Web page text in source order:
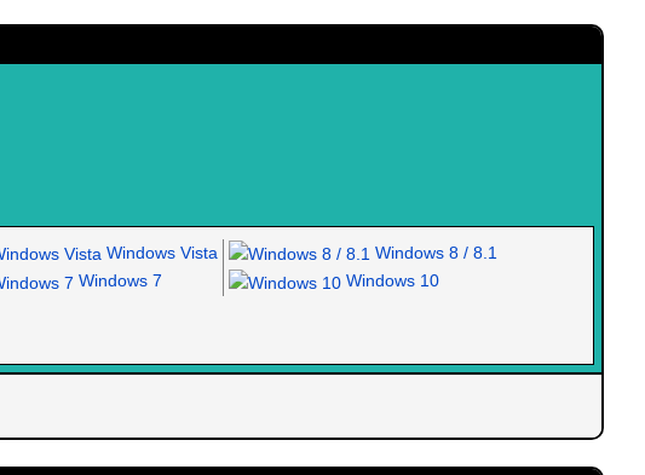
Windows Vista
Windows 7
Windows 8 / 8.1
Windows 10